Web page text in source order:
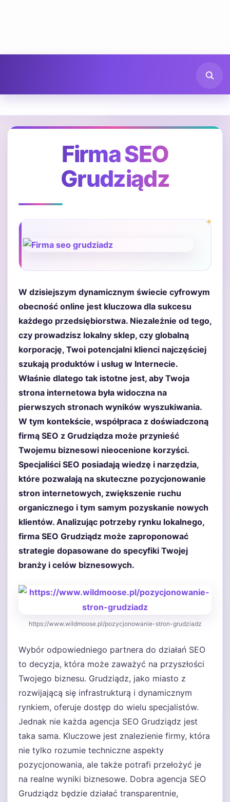
Firma SEO
Grudziądz
W dzisiejszym dynamicznym świecie cyfrowym
obecność online jest kluczowa dla sukcesu
każdego przedsiębiorstwa. Niezależnie od tego,
czy prowadzisz lokalny sklep, czy globalną
korporację, Twoi potencjalni klienci najczęściej
szukają produktów i usług w Internecie.
Właśnie dlatego tak istotne jest, aby Twoja
strona internetowa była widoczna na
pierwszych stronach wyników wyszukiwania.
W tym kontekście, współpraca z doświadczoną
firmą SEO z Grudziądza może przynieść
Twojemu biznesowi nieocenione korzyści.
Specjaliści SEO posiadają wiedzę i narzędzia,
które pozwalają na skuteczne pozycjonowanie
stron internetowych, zwiększenie ruchu
organicznego i tym samym pozyskanie nowych
klientów. Analizując potrzeby rynku lokalnego,
firma SEO Grudziądz może zaproponować
strategie dopasowane do specyfiki Twojej
branży i celów biznesowych.
https://www.wildmoose.pl/pozycjonowanie-stron-grudziadz
Wybór odpowiedniego partnera do działań SEO
to decyzja, która może zaważyć na przyszłości
Twojego biznesu. Grudziądz, jako miasto z
rozwijającą się infrastrukturą i dynamicznym
rynkiem, oferuje dostęp do wielu specjalistów.
Jednak nie każda agencja SEO Grudziądz jest
taka sama. Kluczowe jest znalezienie firmy, która
nie tylko rozumie techniczne aspekty
pozycjonowania, ale także potrafi przełożyć je
na realne wyniki biznesowe. Dobra agencja SEO
Grudziądz będzie działać transparentnie,